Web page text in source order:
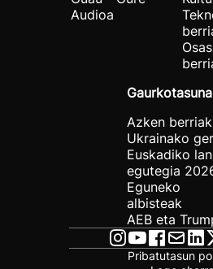
Audioa
Gaurkotasuna
Azken berriak
Ukrainako
Euskadiko lan
egutegia
Eguneko
albisteak
AEB eta
Pribatutasun